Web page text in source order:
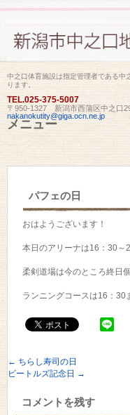
中之口体育施設は指定管理者である中
ります。
TEL.025-375-5007
〒950-1327 新潟市西蒲区中之口
nakanokutity@giga.ocn.ne.jp
メニュー
パフェの日
おはようございます！
本日のアリーナは16：30～
柔剣道場は今のところ終日
ランニングコースは16：30
← ちらし寿司の日
ビートルズ記念日 →
コメントを残す